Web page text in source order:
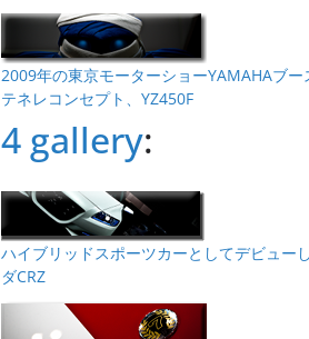
2009年の東京モーターショーYAMAHAブー
テネレコンセプト、YZ450F
4 gallery:
ハイブリッドスポーツカーとしてデビュー
ダCRZ